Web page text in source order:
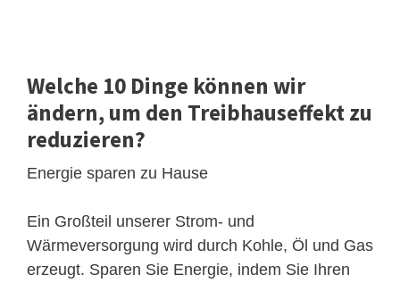
Welche 10 Dinge können wir
ändern, um den Treibhauseffekt zu
reduzieren?
Energie sparen zu Hause
Ein Großteil unserer Strom- und
Wärmeversorgung wird durch Kohle, Öl und Gas
erzeugt. Sparen Sie Energie, indem Sie Ihren